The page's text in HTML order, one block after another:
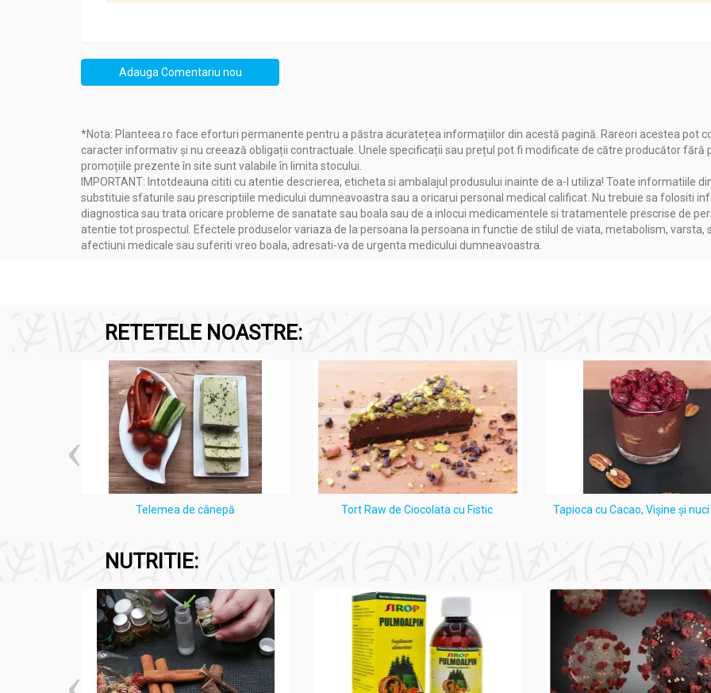
Adauga Comentariu nou
*Nota: Planteea.ro face eforturi permanente pentru a păstra acuratețea informațiilor din acestă pagină. Rareori acestea pot
caracter informativ și nu creează obligații contractuale. Unele specificații sau prețul pot fi modificate de către producător fără
promoțiile prezente în site sunt valabile în limita stocului.
IMPORTANT: Intotdeauna cititi cu atentie descrierea, eticheta si ambalajul produsului inainte de a-l utiliza! Toate informatiile
substituie sfaturile sau prescriptiile medicului dumneavoastra sau a oricarui personal medical calificat. Nu trebuie sa folositi
diagnostica sau trata oricare probleme de sanatate sau boala sau de a inlocui medicamentele si tratamentele prescrise de
atentie tot prospectul. Efectele produselor variaza de la persoana la persoana in functie de stilul de viata, metabolism,
afectiuni medicale sau suferiti vreo boala, adresati-va de urgenta medicului dumneavoastra.
RETETELE NOASTRE:
Telemea de cânepă Tort Raw de Ciocolata cu Fistic Tapioca cu Cacao, Vişine şi nuci
NUTRITIE: